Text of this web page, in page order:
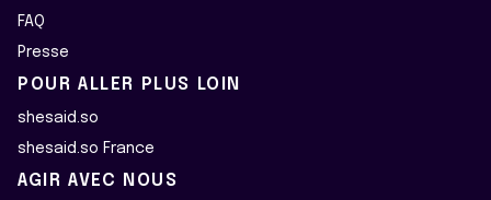
FAQ
Presse
POUR ALLER PLUS LOIN
shesaid.so
shesaid.so France
AGIR AVEC NOUS